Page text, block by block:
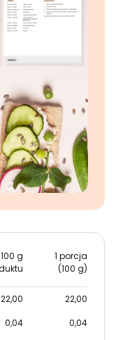
100 g
1 porcja
(100 g)
22,00
22,00
0,04
0,04